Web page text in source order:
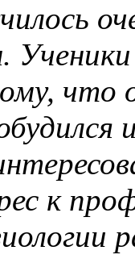
что
к